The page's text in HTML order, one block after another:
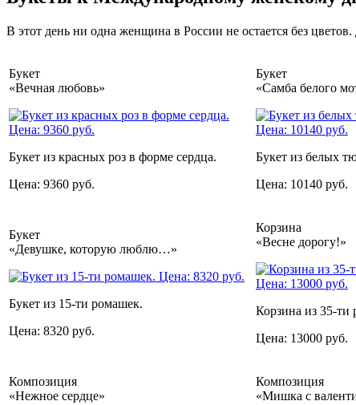
В этот день ни одна женщина в России не остается без
Букет
«Вечная любовь»
Букет из красных роз в форме сердца.
Цена: 9360 руб.
Букет
«Самба белого
Букет из белых
Цена: 10140 руб.
Букет
«Девушке, которую люблю…»
Букет из 15-ти ромашек.
Цена: 8320 руб.
Корзина
«Весне дорогу!»
Корзина из 35-ти
Цена: 13000 руб.
Композиция
«Нежное сердце»
Композиция
«Мишка с